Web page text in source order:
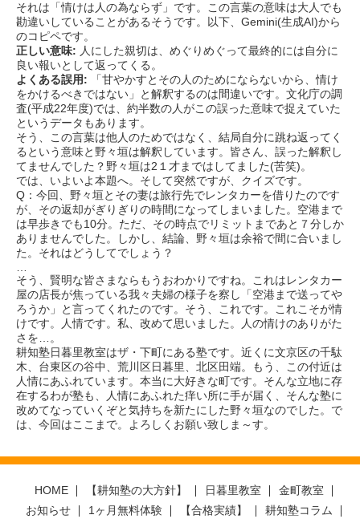
それは「情けは人の為ならず」です。この言葉の意味は大人でも
勘違いしていることがあるそうです。以下、Gemini(生成AI)から
のコピペです。
正しい意味: 人にした親切は、めぐりめぐって最終的には自分に
良い報いとして返ってくる。
よくある誤用: 「甘やかすとその人のためにならないから、情け
をかけるべきではない」と解釈するのは間違いです。文化庁の調
査(平成22年度)では、約半数の人がこの誤った意味で捉えていた
というデータもあります。
そう、この言葉は他人のためではなく、結局自分に跳ね返ってく
るという意味と野々垣は解釈しています。皆さん、誤った解釈し
てませんでした？野々垣は2１才まではしてました(苦笑)。
では、いよいよ本題へ。そして突然ですが、クイズです。
Q：今回、野々垣とその妻は旅行先でレンタカーを借りたのです
が、その返却がぎりぎりの時間になってしまいました。空港まで
は早歩きでも10分。ただ、その時点でリミットまであと７分しか
ありませんでした。しかし、結論、野々垣は余裕で間に合いまし
た。それはどうしてでしょう？
…
そう、賢明な皆さまならもうおわかりですね。これはレンタカー
屋の店長が焦っている我々夫婦の様子を察し「空港まで送ってや
ろうか」と言ってくれたのです。そう、これです。これこそが情
けです。人情です。私、改めて思いました。人の情けのありがた
さを…。
耕知塾日暮里教室はザ・下町にある塾です。近くに文京区の千駄
木、台東区の谷中、荒川区日暮里、北区田端。もう、この付近は
人情にあふれています。本当に大好きな町です。そんな立地に存
在するわが塾も、人情にあふれた痒い所に手が届く、そんな塾に
改めてなっていくぞと気持ちを新たにした野々垣なのでした。で
は、今回はここまで。よろしくお願い致しま～す。
HOME 【耕知塾の大方針】 日暮里教室
金町教室
お知らせ
1ヶ月無料体験 【合格実績】 耕知塾コラム